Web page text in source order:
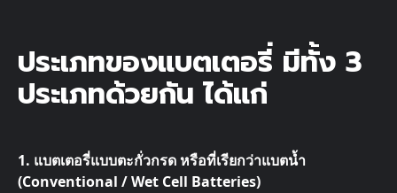
ประเภทของแบตเตอรี่ มีทั้ง 3
ประเภทด้วยกัน ได้แก่
1. แบตเตอรี่แบบตะกั่วกรด หรือที่เรียกว่าแบตน้ำ
(Conventional / Wet Cell Batteries)